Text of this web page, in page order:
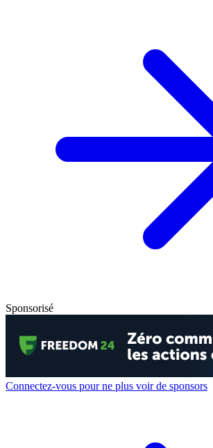
Sponsorisé
Connectez-vous pour ne plus voir de sponsors